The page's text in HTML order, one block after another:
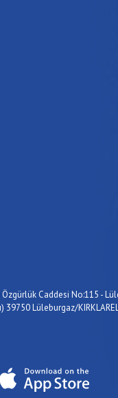
Caddesi No:115 -
39750 Lüleburgaz/